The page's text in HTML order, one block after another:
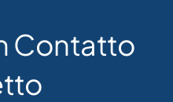
Contatto